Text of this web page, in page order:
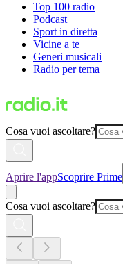
Top 100 radio
Podcast
Sport in diretta
Vicine a te
Generi musicali
Radio per tema
Cosa vuoi ascoltare?
Aprire l'appScoprire Prime
Cosa vuoi ascoltare?